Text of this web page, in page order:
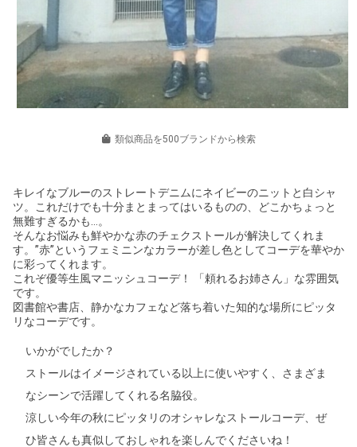
類似商品を500ブランドから検索
キレイなブルーのストレートデニムにネイビーのニットと白シャ
ツ。これだけでも十分まとまってはいるものの、どこかちょっと
無難すぎるかも…。
そんなお悩みも鮮やかな赤のチェクストールが解決してくれま
す。”赤”というフェミニンなカラーが差し色としてコーデを華やか
に彩ってくれます。
これぞ優等生風マニッシュコーデ！ 「頼れるお姉さん」な雰囲気
です。
図書館や書店、静かなカフェなど落ち着いた知的な場所にピッタ
リなコーデです。
いかがでしたか？
ストールはイメージされている以上に使いやすく、さまざま
なシーンで活躍してくれる名脇役。
涼しい今年の秋にピッタリのオシャレなストールコーデ、ぜ
ひ皆さんも真似しておしゃれを楽しんでくださいね！